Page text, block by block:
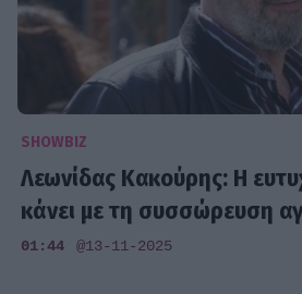
SHOWBIZ
Λεωνίδας Κακούρης: Η
κάνει με τη συσσώρευση
01:44 @13-11-2025